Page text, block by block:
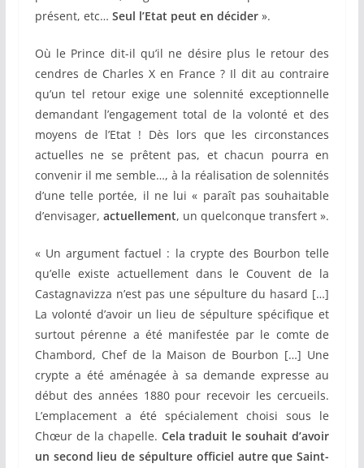
présent, etc… Seul l’Etat peut en décider ».
Où le Prince dit-il qu’il ne désire plus le retour des
cendres de Charles X en France ? Il dit au contraire
qu’un tel retour exige une solennité exceptionnelle
demandant l’engagement total de la volonté et des
moyens de l’Etat ! Dès lors que les circonstances
actuelles ne se prêtent pas, et chacun pourra en
convenir il me semble…, à la réalisation de solennités
d’une telle portée, il ne lui « paraît pas souhaitable
d’envisager, actuellement, un quelconque transfert ».
« Un argument factuel : la crypte des Bourbon telle
qu’elle existe actuellement dans le Couvent de la
Castagnavizza n’est pas une sépulture du hasard […]
La volonté d’avoir un lieu de sépulture spécifique et
surtout pérenne a été manifestée par le comte de
Chambord, Chef de la Maison de Bourbon […] Une
crypte a été aménagée à sa demande expresse au
début des années 1880 pour recevoir les cercueils.
L’emplacement a été spécialement choisi sous le
Chœur de la chapelle. Cela traduit le souhait d’avoir
un second lieu de sépulture officiel autre que Saint-